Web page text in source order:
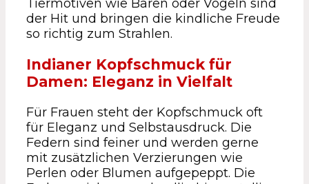
Tiermotiven wie Bären oder Vögeln sind
der Hit und bringen die kindliche Freude
so richtig zum Strahlen.
Indianer Kopfschmuck für
Damen: Eleganz in Vielfalt
Für Frauen steht der Kopfschmuck oft
für Eleganz und Selbstausdruck. Die
Federn sind feiner und werden gerne
mit zusätzlichen Verzierungen wie
Perlen oder Blumen aufgepeppt. Die